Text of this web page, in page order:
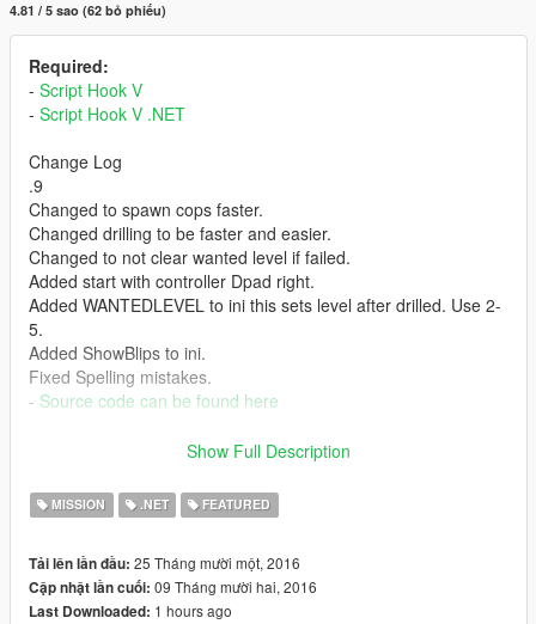
4.81 / 5 sao (62 bỏ phiếu)
Required:
- Script Hook V
- Script Hook V .NET
Change Log
.9
Changed to spawn cops faster.
Changed drilling to be faster and easier.
Changed to not clear wanted level if failed.
Added start with controller Dpad right.
Added WANTEDLEVEL to ini this sets level after drilled. Use 2-
5.
Added ShowBlips to ini.
Fixed Spelling mistakes.
- Source code can be found here
What it dose:
Lets you rob the 6 fleeca banks.
How to use:
Go to a bank and press the U key while near the green marker.
Show Full Description
MISSION .NET FEATURED
Tải lên lần đầu: 25 Tháng mười một, 2016
Cập nhật lần cuối: 09 Tháng mười hai, 2016
Last Downloaded: 1 hours ago